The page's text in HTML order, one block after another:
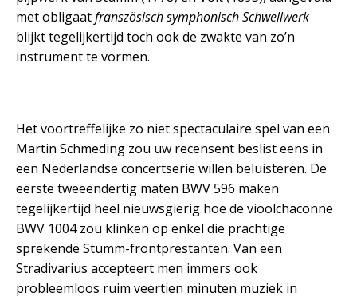
met obligaatfranszösisch symphonisch Schwellwerk
blijkt tegelijkertijd toch ook de zwakte van zo’n
instrument te vormen.
Het voortreffelijke zo niet spectaculaire spel van een
Martin Schmeding zou uw recensent beslist eens in
een Nederlandse concertserie willen beluisteren. De
eerste tweeëndertig maten BWV 596 maken
tegelijkertijd heel nieuwsgierig hoe de vioolchaconne
BWV 1004 zou klinken op enkel die prachtige
sprekende Stumm-frontprestanten. Van een
Stradivarius accepteert men immers ook
probleemloos ruim veertien minuten muziek in